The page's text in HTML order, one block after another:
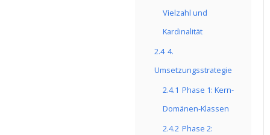
Vielzahl und
Kardinalität
2.4 4.
Umsetzungsstrategie
2.4.1 Phase 1: Kern-
Domänen-Klassen
2.4.2 Phase 2: